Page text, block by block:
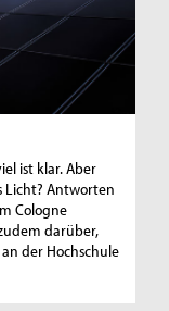
ist klar. Aber
Licht? Antworten
Cologne
darüber,
der Hochschule